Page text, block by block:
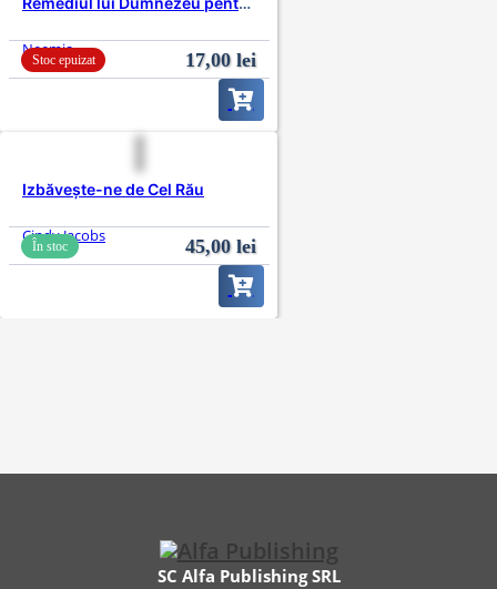
Neemia
Stoc epuizat 17,00 lei
Izbăvește-ne de Cel Rău
Cindy Jacobs
În stoc 45,00 lei
SC Alfa Publishing SRL